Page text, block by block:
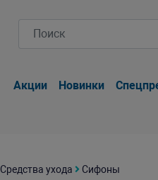
Акции Новинки
Средства ухода Сифоны